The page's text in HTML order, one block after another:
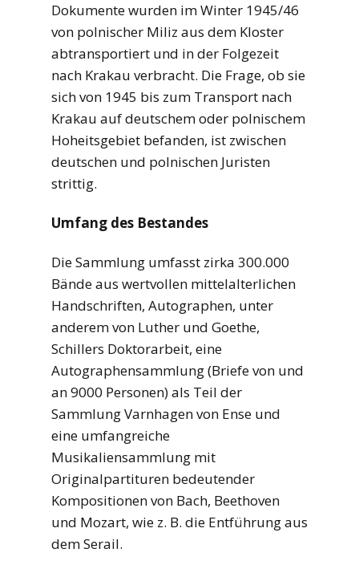
Dokumente wurden im Winter 1945/46
von polnischer Miliz aus dem Kloster
abtransportiert und in der Folgezeit
nach Krakau verbracht. Die Frage, ob sie
sich von 1945 bis zum Transport nach
Krakau auf deutschem oder polnischem
Hoheitsgebiet befanden, ist zwischen
deutschen und polnischen Juristen
strittig.
Umfang des Bestandes
Die Sammlung umfasst zirka 300.000
Bände aus wertvollen mittelalterlichen
Handschriften, Autographen, unter
anderem von Luther und Goethe,
Schillers Doktorarbeit, eine
Autographensammlung (Briefe von und
an 9000 Personen) als Teil der
Sammlung Varnhagen von Ense und
eine umfangreiche
Musikaliensammlung mit
Originalpartituren bedeutender
Kompositionen von Bach, Beethoven
und Mozart, wie z. B. die Entführung aus
dem Serail.